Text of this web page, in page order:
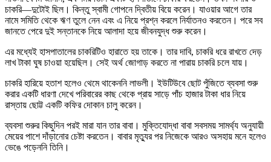
চাকরি—দুটোই ছিল। কিন্তু স্বামী গোপনে দ্বিতীয় বিয়ে করেন। যাওয়ার আগে তার
নামে সমিতি থেকে ঋণ তুলে নেন এবং এ নিয়ে প্রশ্ন করলে নির্যাতনও করতেন। পরে সব
জানতে পেরে দুই সন্তানকে নিয়ে আলাদা হয়ে জীবনযুদ্ধ শুরু করেন।
এর মধ্যেই হাসপাতালের চাকরিটিও হারাতে হয় তাকে। তার দাবি, চাকরি ধরে রাখতে দেড়
লাখ টাকা ঘুষ চাওয়া হয়েছিল। সেই অর্থ জোগাড় করতে না পারায় চাকরি চলে যায়।
চাকরি হারিয়ে হতাশ হলেও থেমে থাকেননি লাভলী। ইউটিউবে ছোট পুঁজিতে ব্যবসা শুরু
করার একটি ধারণা দেখে পরিবারের কাছ থেকে প্রায় সাড়ে পাঁচ হাজার টাকা ধার নিয়ে
রাস্তায় ছোট্ট একটি কফির দোকান চালু করেন।
ব্যবসা শুরুর কিছুদিন পরই মারা যান তার বাবা। মুক্তিযোদ্ধা বাবা সবসময় সামর্থ্য অনুযায়ী
মেয়ের পাশে দাঁড়ানোর চেষ্টা করতেন। বাবার মৃত্যুর পর নিজেকে আরও অসহায় মনে হলেও
ভেঙে পড়েননি তিনি।